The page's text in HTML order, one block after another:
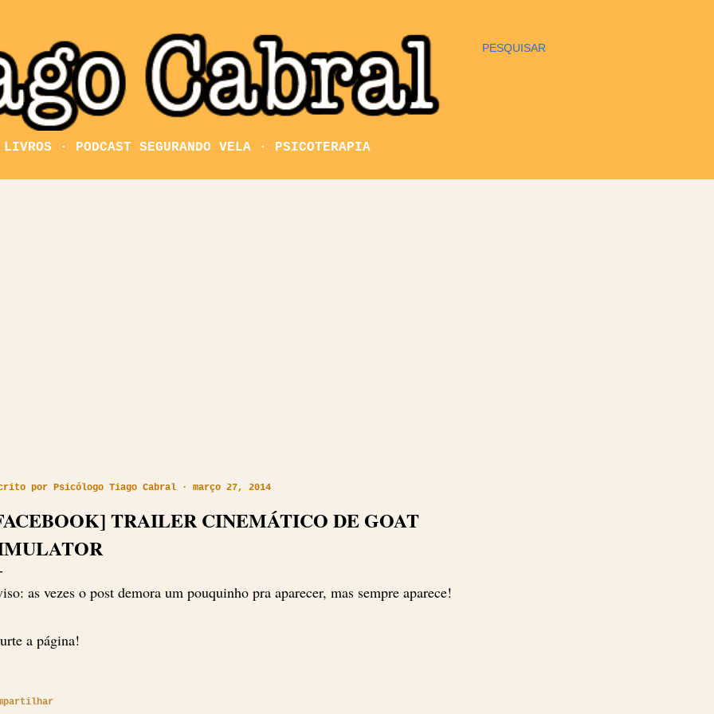
PESQUISAR
LIVROS PODCAST SEGURANDO VELA PSICOTERAPIA
por Psicólogo Tiago Cabral março 27, 2014
TRAILER CINEMÁTICO DE GOAT
as vezes o post demora um pouquinho pra aparecer, mas sempre aparece!
a página!